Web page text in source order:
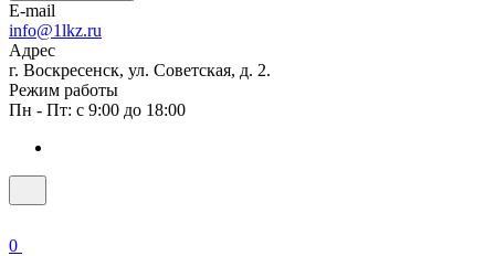
E-mail
info@1lkz.ru
Адрес
г. Воскресенск, ул. Советская, д. 2.
Режим работы
Пн - Пт: с 9:00 до 18:00
0